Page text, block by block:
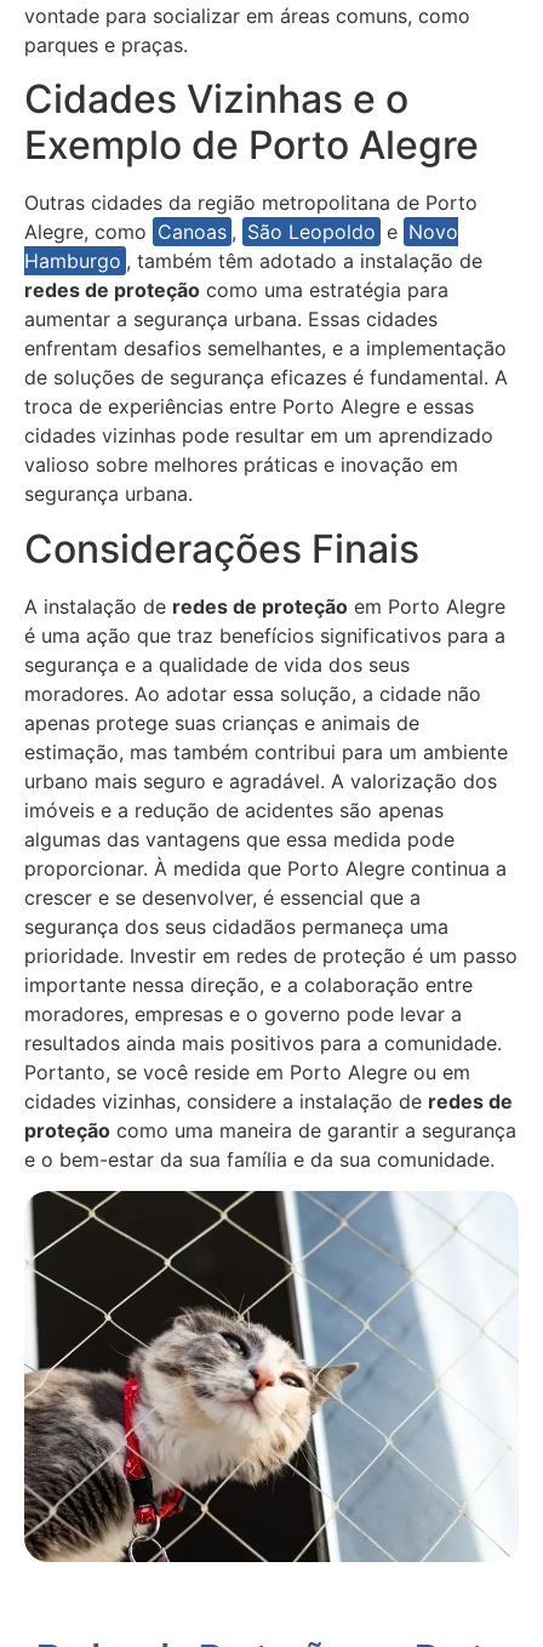
vontade para socializar em áreas comuns, como
parques e praças.
Cidades Vizinhas e o
Exemplo de Porto Alegre
Outras cidades da região metropolitana de Porto
Alegre, como Canoas , São Leopoldo e Novo
Hamburgo , também têm adotado a instalação de
redes de proteção como uma estratégia para
aumentar a segurança urbana. Essas cidades
enfrentam desafios semelhantes, e a implementação
de soluções de segurança eficazes é fundamental. A
troca de experiências entre Porto Alegre e essas
cidades vizinhas pode resultar em um aprendizado
valioso sobre melhores práticas e inovação em
segurança urbana.
Considerações Finais
A instalação de redes de proteção em Porto Alegre
é uma ação que traz benefícios significativos para a
segurança e a qualidade de vida dos seus
moradores. Ao adotar essa solução, a cidade não
apenas protege suas crianças e animais de
estimação, mas também contribui para um ambiente
urbano mais seguro e agradável. A valorização dos
imóveis e a redução de acidentes são apenas
algumas das vantagens que essa medida pode
proporcionar. À medida que Porto Alegre continua a
crescer e se desenvolver, é essencial que a
segurança dos seus cidadãos permaneça uma
prioridade. Investir em redes de proteção é um passo
importante nessa direção, e a colaboração entre
moradores, empresas e o governo pode levar a
resultados ainda mais positivos para a comunidade.
Portanto, se você reside em Porto Alegre ou em
cidades vizinhas, considere a instalação de redes de
proteção como uma maneira de garantir a segurança
e o bem-estar da sua família e da sua comunidade.